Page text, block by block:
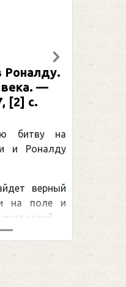
Роналду.
века. —
[2] с.
битву на
и Роналду
верный
на поле и
своей ...
Следующий